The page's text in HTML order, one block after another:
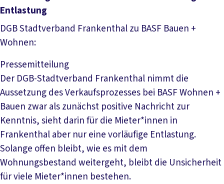
Entlastung
DGB Stadtverband Frankenthal zu BASF Bauen +
Wohnen:
Pressemitteilung
Der DGB-Stadtverband Frankenthal nimmt die
Aussetzung des Verkaufsprozesses bei BASF Wohnen +
Bauen zwar als zunächst positive Nachricht zur
Kenntnis, sieht darin für die Mieter*innen in
Frankenthal aber nur eine vorläufige Entlastung.
Solange offen bleibt, wie es mit dem
Wohnungsbestand weitergeht, bleibt die Unsicherheit
für viele Mieter*innen bestehen.